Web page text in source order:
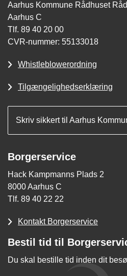
Aarhus Kommune Rådhuset
Aarhus C
Tlf. 89 40 20 00
CVR-nummer: 55133018
Whistleblowerordning
Tilgængelighedserklæring
Skriv sikkert til Aarhus
Borgerservice
Hack Kampmanns Plads 2
8000 Aarhus C
Tlf. 89 40 22 22
Kontakt Borgerservice
Bestil tid til
Du skal bestille tid inden dit